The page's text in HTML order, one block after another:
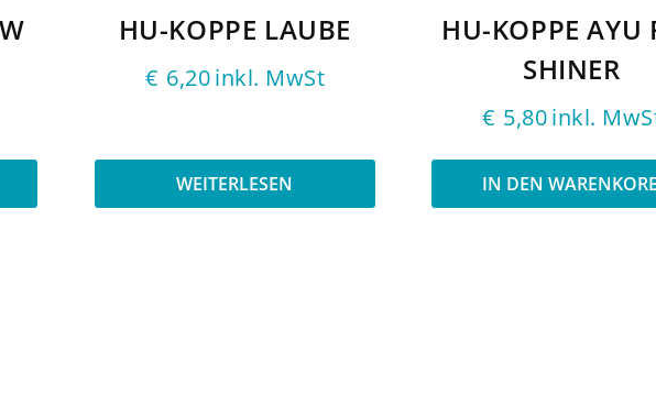
HU-KOPPE LAUBE
€ 6,20inkl. MwSt
WEITERLESEN
HU-KOPPE AYU
SHINER
€ 5,80inkl.
IN DEN